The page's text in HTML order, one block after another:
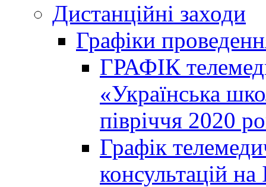
Дистанційні заходи
Графіки
ГРАФІК
«Українська
півріччя 2020
Графік
консультацій